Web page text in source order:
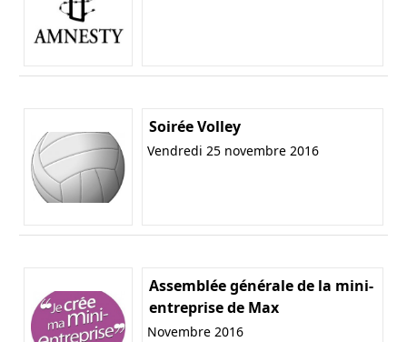
Soirée Volley
Vendredi 25 novembre 2016
Assemblée générale de la mini-
entreprise de Max
Novembre 2016